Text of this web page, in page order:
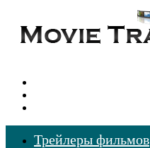
Трейлеры фильмов